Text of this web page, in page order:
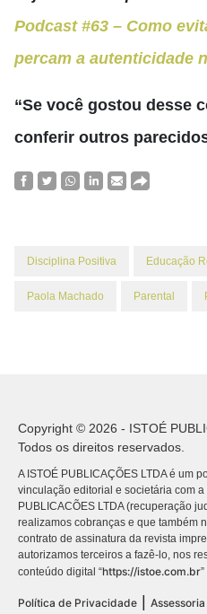
Podcast #63 – Como
percam a autenticidade
“Se você gostou desse
conferir outros
Disciplina Positiva Educação
Paola Machado Parental
Copyright © 2026 - ISTOÉ
Todos os direitos reservados.
A ISTOÉ PUBLICAÇÕES LTDA é um
vinculação editorial e societária com a
PUBLICACÕES LTDA (recuperação
realizamos cobranças e que também
contrato de assinatura da revista
autorizamos terceiros a fazê-lo, nos
conteúdo digital “https://istoe.com.br
Política de Privacidade